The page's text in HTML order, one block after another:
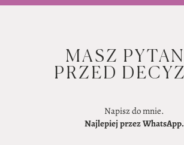
MASZ
PRZED
Napisz do mnie.
Najlepiej przez WhatsApp.